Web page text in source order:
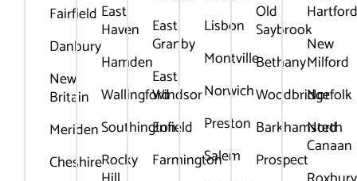
Fairfield
Danbury
New
Britain
Meriden
Cheshire
East
Haven
Hamden
Wallingford
Southington
Rocky
East
Granby
East
Windsor
Enfield
Farmington
Lisbon
Montville
Norwich
Preston
Salem
Old
Saybrook
Bethany
Woodbridge
Barkhamsted
Prospect
New
Milford
Norfolk
North
Canaan